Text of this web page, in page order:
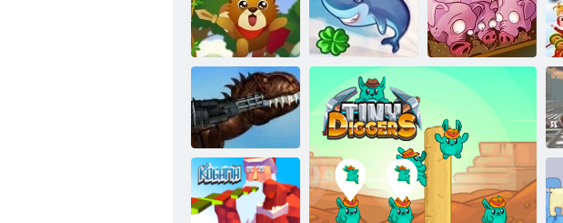
Eichhörnchen-
Held
Fliegen Shark
Run, Schwein,
Mexiko Rex